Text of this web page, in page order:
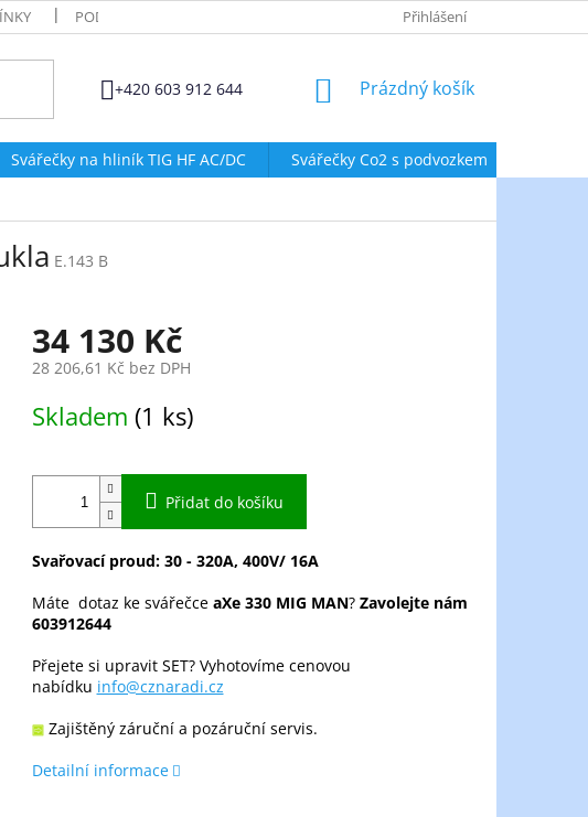
PODMÍNKY OCHRANY OSOBNÍCH ÚDAJŮ ZÁSADY POUŽÍVÁNÍ
Přihlášení
+420 603 912 644
NÁKUPNÍ
Prázdný košík
Svářečky na hliník TIG HF AC/DC Svářečky Co2 s podvozkem
E.143 B
34 130 Kč
28 206,61 Kč bez DPH
cena:
Skladem (1 ks)
Přidat do košíku
Svařovací proud: 30 - 320A, 400V/ 16A
Máte dotaz ke svářečce aXe 330 MIG MAN? Zavolejte nám
603912644
Přejete si upravit SET? Vyhotovíme cenovou
nabídku info@cznaradi.cz
Zajištěný záruční a pozáruční servis.
Detailní informace